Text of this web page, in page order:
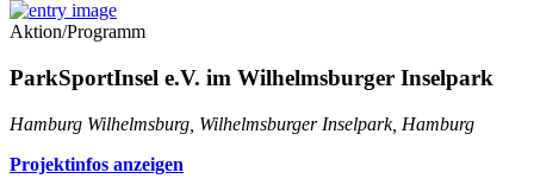
Aktion/Programm
ParkSportInsel e.V. im Wilhelmsburger Inselpark
Hamburg Wilhelmsburg, Wilhelmsburger Inselpark, Hamburg
Projektinfos anzeigen